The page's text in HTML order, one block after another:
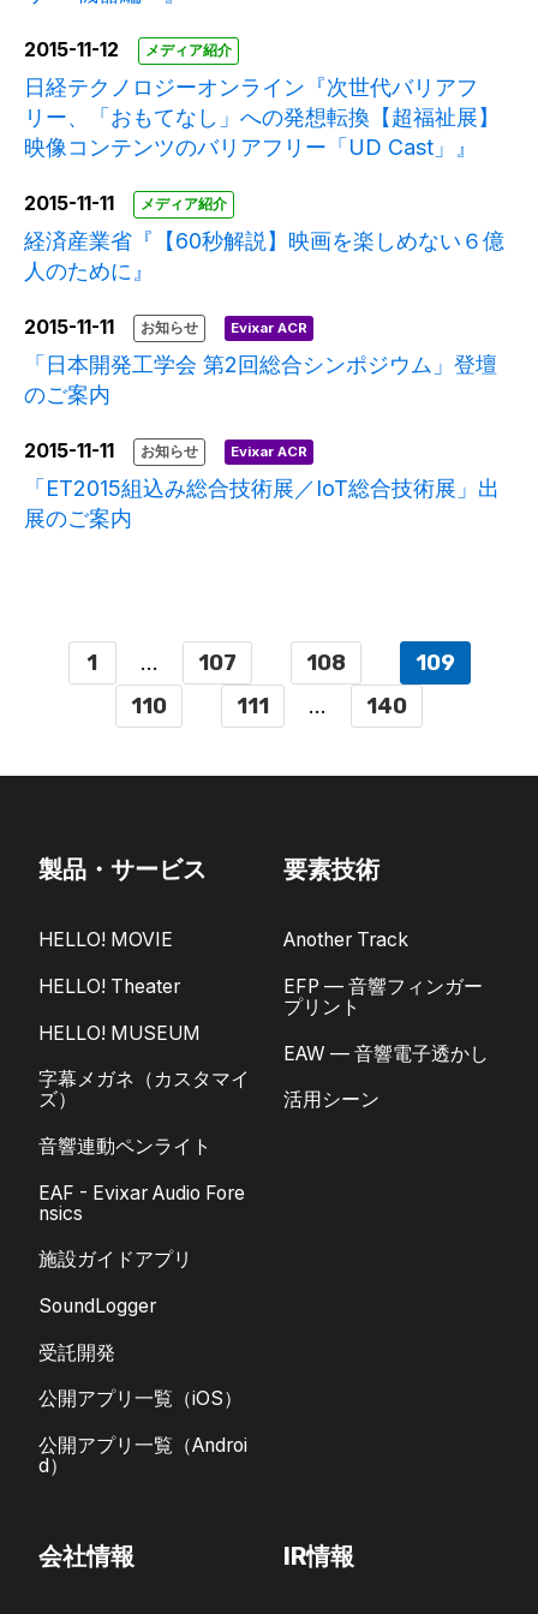
2015-11-12 メディア紹介
日経テクノロジーオンライン『次世代バリアフ
リー、「おもてなし」への発想転換【超福祉展】
映像コンテンツのバリアフリー「UD Cast」』
2015-11-11 メディア紹介
経済産業省『【60秒解説】映画を楽しめない６億
人のために』
2015-11-11 お知らせ Evixar ACR
「日本開発工学会 第2回総合シンポジウム」登壇
のご案内
2015-11-11 お知らせ Evixar ACR
「ET2015組込み総合技術展／IoT総合技術展」出
展のご案内
1 ... 107 108
109
110
111 ... 140
製品・サービス
HELLO! MOVIE
HELLO! Theater
HELLO! MUSEUM
字幕メガネ（カスタマイ
ズ）
音響連動ペンライト
EAF - Evixar Audio Fore
nsics
施設ガイドアプリ
SoundLogger
受託開発
公開アプリ一覧（iOS）
公開アプリ一覧（Androi
d）
要素技術
Another Track
EFP — 音響フィンガー
プリント
EAW — 音響電子透かし
活用シーン
会社情報 IR情報